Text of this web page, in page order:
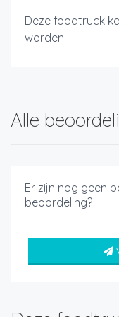
Deze foodtruck
worden!
Alle
Er zijn nog geen
beoordeling?